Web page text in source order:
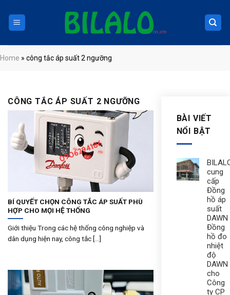
content
Home » công tắc áp suất 2 ngưỡng
CÔNG TẮC ÁP SUẤT 2 NGƯỠNG
BÍ QUYẾT CHỌN CÔNG TẮC ÁP SUẤT PHÙ
HỢP CHO MỌI HỆ THỐNG
Giới thiệu Trong các hệ thống công nghiệp và
dân dụng hiện nay, công tắc [...]
BÀI VIẾT
NỔI BẬT
cung
cấp
Đồng
hồ áp
suất
DAWN
Đồng
hồ đo
nhiệt
độ
DAWN
cho
Công
ty CP